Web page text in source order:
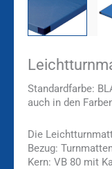
Standardfarbe:
auch in den
Die
Bezug:
Kern: VB 80 mit